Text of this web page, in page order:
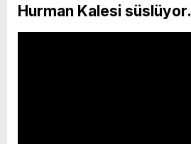
Hurman Kalesi süslüyor.